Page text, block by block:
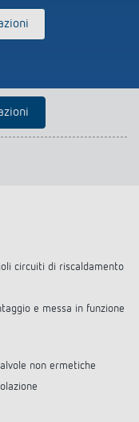
di
circuiti di riscaldamento
e messa in funzione
non ermetiche